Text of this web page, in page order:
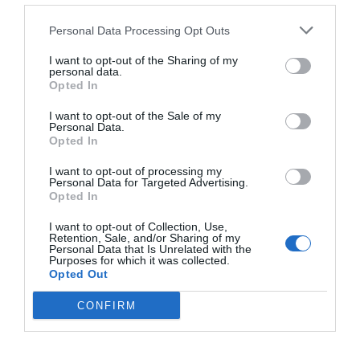
Personal Data Processing Opt Outs
I want to opt-out of the Sharing of my
personal data.
Opted In
I want to opt-out of the Sale of my
Personal Data.
Opted In
I want to opt-out of processing my
Personal Data for Targeted Advertising.
Opted In
I want to opt-out of Collection, Use,
Retention, Sale, and/or Sharing of my
Personal Data that Is Unrelated with the
Purposes for which it was collected.
Opted Out
CONFIRM
una política sectorial,està fent una política de
convivència. I això es nota en la qualitat de vida de
tota la població.